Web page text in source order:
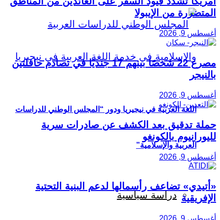
اللغة العربية في نيجيريا ودور “المجلس الوطني للدراسات
العربية والإسلامية”
دراسة سياسية
المتضررة من الإيبولا
أغسطس 9, 2026
مصرع 22 شخصًا بينهم 17 جنديًا في تصادم حافلتين
بالنيجر
أغسطس 9, 2026
حملة تدقيق بعد الكشف عن صادرات سرية
لليورانيوم بالكونغو
أغسطس 9, 2026
«أتيدي» تضاعف رأسمالها لدعم البنية التحتية
الإفريقية
أغسطس 9, 2026